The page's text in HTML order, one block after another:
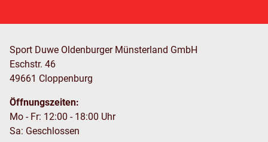
Sport Duwe Oldenburger Münsterland GmbH
Eschstr. 46
49661 Cloppenburg
Öffnungszeiten:
Mo - Fr: 12:00 - 18:00 Uhr
Sa: Geschlossen